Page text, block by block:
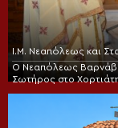
Ι.Μ. Νεαπόλεως και
Ο Νεαπόλεως
Σωτήρος στο